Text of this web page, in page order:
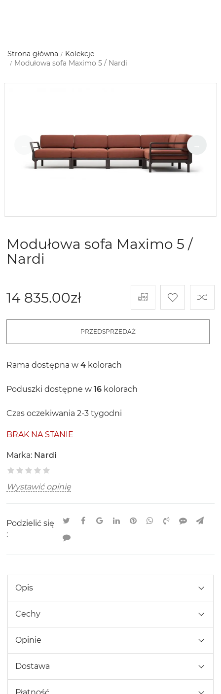
Strona główna
Kolekcje
Modułowa sofa Maximo 5 / Nardi
Modułowa sofa Maximo 5 /
Nardi
14 835.00zł
PRZEDSPRZEDAŻ
Rama dostępna w 4 kolorach
Poduszki dostępne w 16 kolorach
Czas oczekiwania 2-3 tygodni
BRAK NA STANIE
Marka: Nardi
Wystawić opinię
Podzielić się
:
Opis
Cechy
Opinie
Dostawa